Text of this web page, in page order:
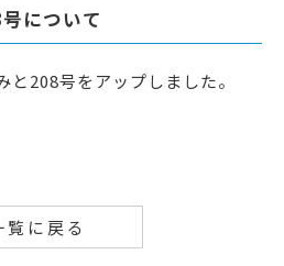
について
208号をアップしました。
覧に戻る